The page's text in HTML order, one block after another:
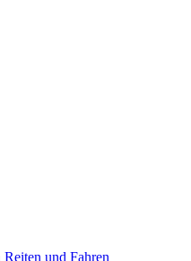
und Fahren